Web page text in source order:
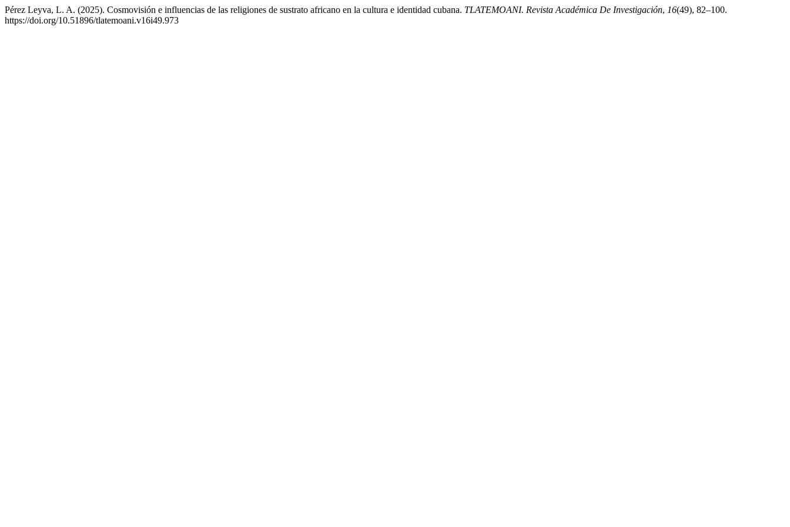
Pérez Leyva, L. A. (2025). Cosmovisión e influencias de las religiones de sustrato africano en la cultura e identidad cubana. TLATEMOANI. Revista Académica De Investigación, 16(49), 82–100.
https://doi.org/10.51896/tlatemoani.v16i49.973